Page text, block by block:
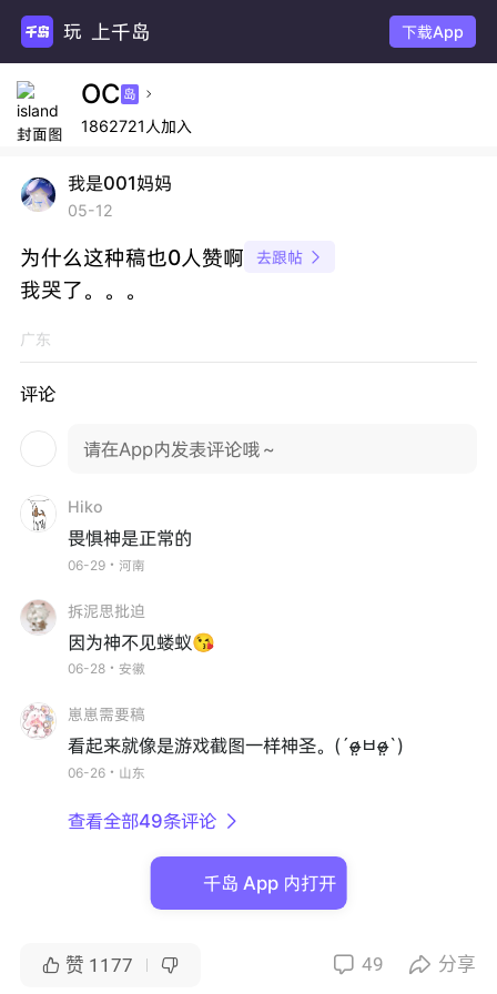
玩主 上千岛 下载App
OC 岛 
1862721人加入
我是001妈妈
05-12
为什么这种稿也0人赞啊 去跟帖 
我哭了。。。
广东
评论
请在App内发表评论哦～
Hiko
畏惧神是正常的
06-29・河南
拆泥思批迫
因为神不见蝼蚁😘
06-28・安徽
崽崽需要稿
看起来就像是游戏截图一样神圣。(´o̴̶̷̤ㅂo̴̶̷̤`)
06-26・山东
查看全部49条评论 
 赞 1177   49  分享
千岛 App 内打开